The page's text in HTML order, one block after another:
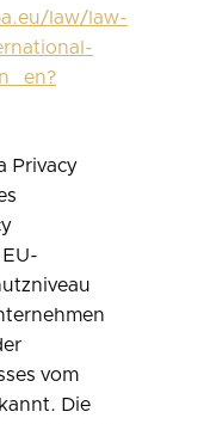
law/law-
Privacy
vom
Die